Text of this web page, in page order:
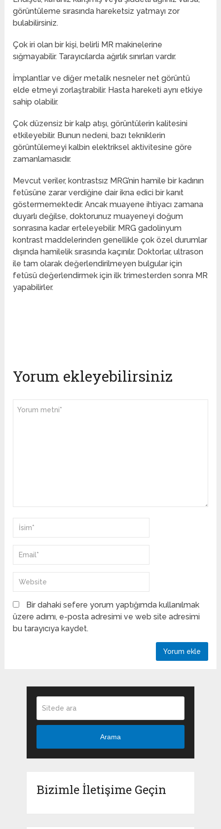
görüntüleme sırasında hareketsiz yatmayı zor
bulabilirsiniz.
Çok iri olan bir kişi, belirli MR makinelerine
sığmayabilir. Tarayıcılarda ağırlık sınırları vardır.
İmplantlar ve diğer metalik nesneler net görüntü
elde etmeyi zorlaştırabilir. Hasta hareketi aynı etkiye
sahip olabilir.
Çok düzensiz bir kalp atışı, görüntülerin kalitesini
etkileyebilir. Bunun nedeni, bazı tekniklerin
görüntülemeyi kalbin elektriksel aktivitesine göre
zamanlamasıdır.
Mevcut veriler, kontrastsız MRG’nin hamile bir kadının
fetüsüne zarar verdiğine dair ikna edici bir kanıt
göstermemektedir. Ancak muayene ihtiyacı zamana
duyarlı değilse, doktorunuz muayeneyi doğum
sonrasına kadar erteleyebilir. MRG gadolinyum
kontrast maddelerinden genellikle çok özel durumlar
dışında hamilelik sırasında kaçınılır. Doktorlar, ultrason
ile tam olarak değerlendirilmeyen bulgular için
fetüsü değerlendirmek için ilk trimesterden sonra MR
yapabilirler.
Yorum ekleyebilirsiniz
Bir dahaki sefere yorum yaptığımda kullanılmak
üzere adımı, e-posta adresimi ve web site adresimi
bu tarayıcıya kaydet.
Arama
Bizimle İletişime Geçin